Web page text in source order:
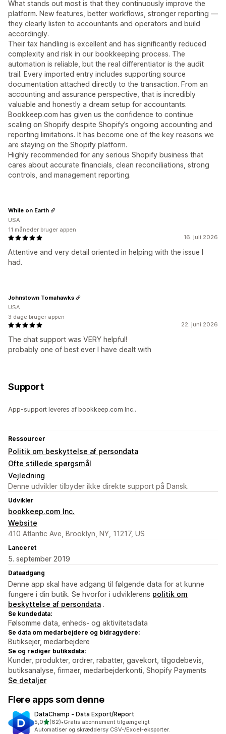
What stands out most is that they continuously improve the
platform. New features, better workflows, stronger reporting —
they clearly listen to accountants and operators and build
accordingly.
Their tax handling is excellent and has significantly reduced
complexity and risk in our bookkeeping process. The
automation is reliable, but the real differentiator is the audit
trail. Every imported entry includes supporting source
documentation attached directly to the transaction. From an
accounting and assurance perspective, that is incredibly
valuable and honestly a dream setup for accountants.
Bookkeep.com has given us the confidence to continue
scaling on Shopify despite Shopify’s ongoing accounting and
reporting limitations. It has become one of the key reasons we
are staying on the Shopify platform.
Highly recommended for any serious Shopify business that
cares about accurate financials, clean reconciliations, strong
controls, and management reporting.
16. juli 2026
Attentive and very detail oriented in helping with the issue I
had.
While on Earth
USA
11 måneder bruger appen
22. juni 2026
The chat support was VERY helpful!
probably one of best ever I have dealt with
Johnstown Tomahawks
USA
3 dage bruger appen
Support
App-support leveres af bookkeep.com Inc..
Ressourcer
Politik om beskyttelse af persondata
Ofte stillede spørgsmål
Vejledning
Denne udvikler tilbyder ikke direkte support på Dansk.
Udvikler
bookkeep.com Inc.
Website
410 Atlantic Ave, Brooklyn, NY, 11217, US
Lanceret
5. september 2019
Dataadgang
Denne app skal have adgang til følgende data for at kunne
fungere i din butik. Se hvorfor i udviklerens politik om
beskyttelse af persondata .
Se kundedata:
Følsomme data, enheds- og aktivitetsdata
Se data om medarbejdere og bidragydere:
Butiksejer, medarbejdere
Se og rediger butiksdata:
Kunder, produkter, ordrer, rabatter, gavekort, tilgodebevis,
butiksanalyse, firmaer, medarbejderkonti, Shopify Payments
Se detaljer
Flere apps som denne
DataChamp ‑ Data Export/Report
5,0ud af 5 stjerner
(62)
62 anmeldelser i alt
•Gratis abonnement tilgængeligt
Automatiser og skræddersy CSV-/Excel-eksporter.